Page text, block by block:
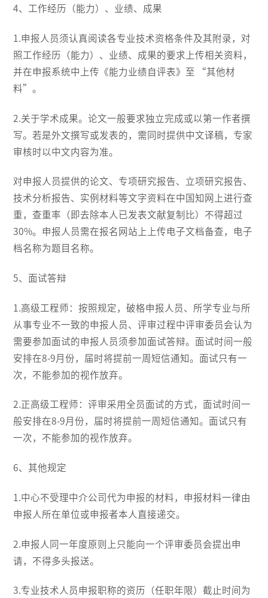
4、工作经历（能力）、业绩、成果
1.申报人员须认真阅读各专业技术资格条件及其附录，对
照工作经历（能力）、业绩、成果的要求上传相关资料，
并在申报系统中上传《能力业绩自评表》至 “其他材
料”。
2.关于学术成果。论文一般要求独立完成或以第一作者撰
写。若是外文撰写或发表的，需同时提供中文译稿，专家
审核时以中文内容为准。
对申报人员提供的论文、专项研究报告、立项研究报告、
技术分析报告、实例材料等文字资料在中国知网上进行查
重，查重率（即去除本人已发表文献复制比）不得超过
30%。申报人员需在报名网站上上传电子文档备查，电子
档名称为题目名称。
5、面试答辩
1.高级工程师：按照规定，破格申报人员、所学专业与所
从事专业不一致的申报人员、评审过程中评审委员会认为
需要参加面试的申报人员须参加面试答辩。面试时间一般
安排在8-9月份，届时将提前一周短信通知。面试只有一
次，不能参加的视作放弃。
2.正高级工程师：评审采用全员面试的方式，面试时间一
般安排在8-9月份，届时将提前一周短信通知。面试只有
一次，不能参加的视作放弃。
6、其他规定
1.中心不受理中介公司代为申报的材料，申报材料一律由
申报人所在单位或申报者本人直接递交。
2.申报人同一年度原则上只能向一个评审委员会提出申
请，不得多头报送。
3.专业技术人员申报职称的资历（任职年限）截止时间为